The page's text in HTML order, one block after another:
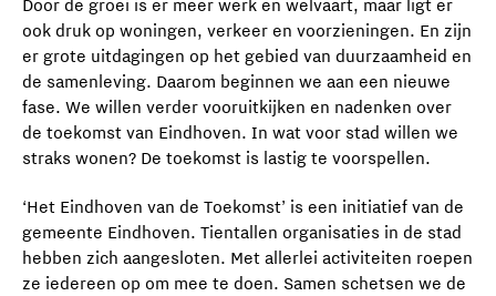
ook druk op woningen, verkeer en voorzieningen. En zijn
er grote uitdagingen op het gebied van duurzaamheid en
de samenleving. Daarom beginnen we aan een nieuwe
fase. We willen verder vooruitkijken en nadenken over
de toekomst van Eindhoven. In wat voor stad willen we
straks wonen? De toekomst is lastig te voorspellen.
‘Het Eindhoven van de Toekomst’ is een initiatief van de
gemeente Eindhoven. Tientallen organisaties in de stad
hebben zich aangesloten. Met allerlei activiteiten roepen
ze iedereen op om mee te doen. Samen schetsen we de